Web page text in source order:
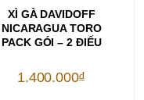
THÊM VÀO GIỎ HÀNG
XÌ GÀ DAVIDOFF
NICARAGUA TORO
PACK GÓI – 2 ĐIẾU
1.400.000₫